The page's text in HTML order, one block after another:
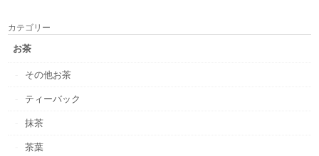
カテゴリー
お茶
その他お茶
ティーバック
抹茶
茶葉